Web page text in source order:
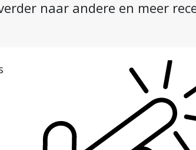
naar andere en meer